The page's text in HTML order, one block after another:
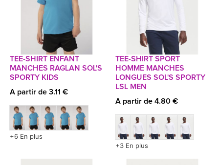
TEE-SHIRT ENFANT
MANCHES RAGLAN SOL'S
SPORTY KIDS
A partir de 3.11 €
+6 En plus
TEE-SHIRT SPORT
HOMME MANCHES
LONGUES SOL'S SPORTY
LSL MEN
A partir de 4.80 €
+3 En plus